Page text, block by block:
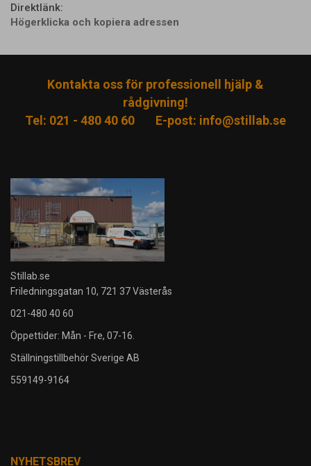
Direktlänk:
Högerklicka och kopiera adressen
Kontakta oss för professionell hjälp &
rådgivning!
Tel: 021 - 480 40 60
E-post: info@stillab.se
Stillab.se
Friledningsgatan 10, 721 37 Västerås
021-480 40 60
Öppettider: Mån - Fre, 07-16.
Ställningstillbehör Sverige AB
559149-9164
NYHETSBREV